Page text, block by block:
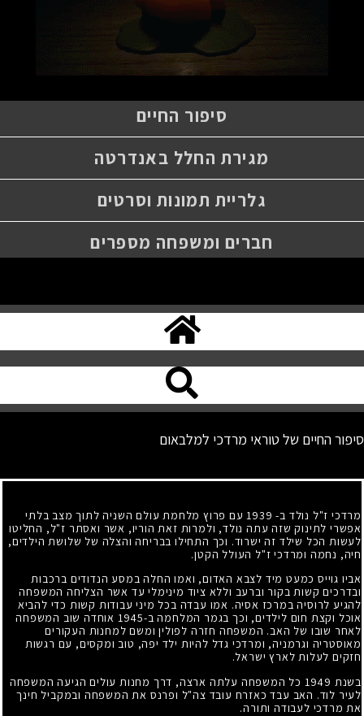
סיפור החיים
מגירת החלל באנדרטה
גלריית תמונות וסרטים
חברים ומשפחה מספרים
סיפור החיים של טוראי מרדכי למלבאום
מרדכי ז"ל נולד ב- 1939 עם פרוץ מלחמת עולם השניה לתוך מצב בלתי
אפשרי לתינוק שזה עתה נולד, ולמרות זאת הוריו, אשר ואסתר ז"ל, החליטו
לעשות הכל שילד זה ישרוד. וכך התחילו בבריחה והצלה של שלושת הילדים,
חיה, נחמה ומרדכי ז"ל העולל הקטן.
אביו גוייס כמעט מיד לצבא האדום, ואמו החלה במסע הנדודים ברכבות
ובדרכים קשות בקור וברעב וללא ציוד מינימלי עד אשר הצליחה המשפחה
להגיע לרוסיה במרכז אסיה. אמו עבדה בכל מיני עבודות קשות כדי להביא
אוכל וקצת חום לילדים, וכך בגמר המלחמה ב-1945 אוחדה שוב המשפחה
לאחר שובו של האב. המשפחה חזרה לפולין ומשם למחנות העקורים
מאוסטריה וגרמניה, ומרדכי גדל להיות ילד יפה, טוב ומקסים, עם רגשות
חזקים לעלות לארץ ישראל.
בשנת 1949 כל המשפחה עלתה ארצה, דרך מחנות עולים הגיעה המשפחה
לעיר לוד. האב עבד כאזרח עובד צה"ל ופרנס את המשפחה ובמקביל חינך
את מרדכי לעבודה ותורה.